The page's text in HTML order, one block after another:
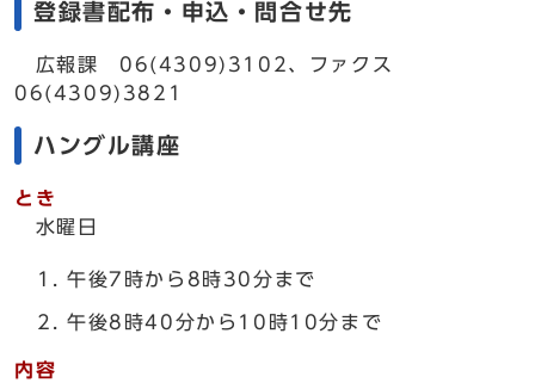
登録書配布・申込・問合せ先
広報課 06(4309)3102、ファクス
06(4309)3821
ハングル講座
とき
水曜日
午後7時から8時30分まで
午後8時40分から10時10分まで
内容